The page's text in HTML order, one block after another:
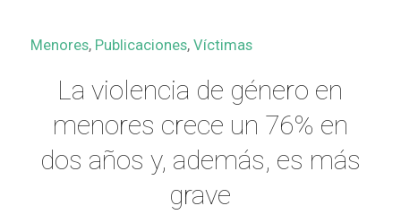
Menores, Publicaciones, Víctimas
La violencia de género en
menores crece un 76% en
dos años y, además, es más
grave